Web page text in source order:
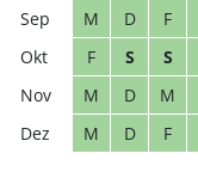
M D F
F
S S
M
D M
M
D F